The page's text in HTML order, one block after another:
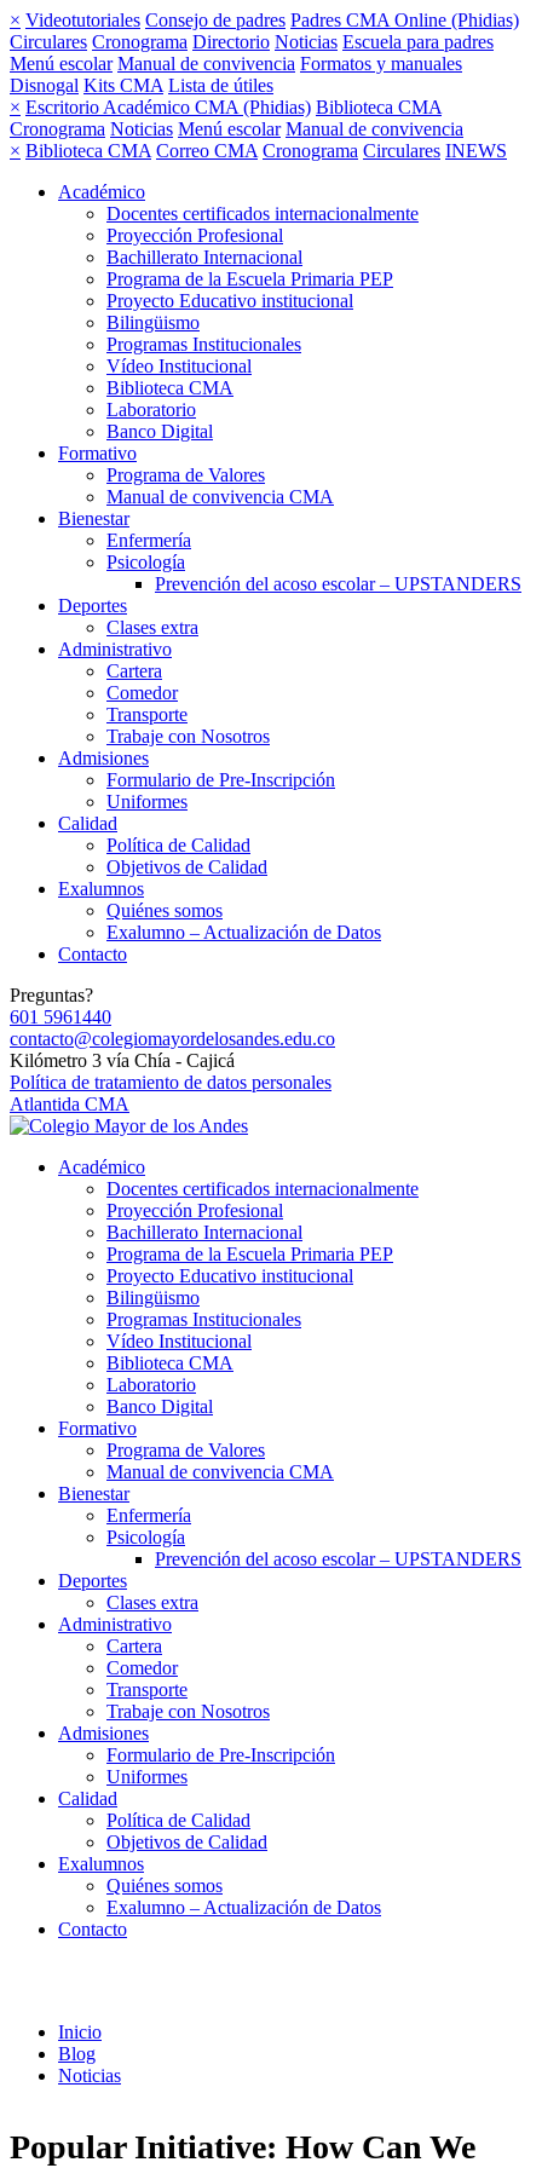
× Videotutoriales Consejo de padres Padres CMA Online (Phidias)
Circulares Cronograma Directorio Noticias Escuela para padres
Menú escolar Manual de convivencia Formatos y manuales
Disnogal Kits CMA Lista de útiles
× Escritorio Académico CMA (Phidias) Biblioteca CMA
Cronograma Noticias Menú escolar Manual de convivencia
× Biblioteca CMA Correo CMA Cronograma Circulares INEWS
Académico
Docentes certificados internacionalmente
Proyección Profesional
Bachillerato Internacional
Programa de la Escuela Primaria PEP
Proyecto Educativo institucional
Bilingüismo
Programas Institucionales
Vídeo Institucional
Biblioteca CMA
Laboratorio
Banco Digital
Formativo
Programa de Valores
Manual de convivencia CMA
Bienestar
Enfermería
Psicología
Prevención del acoso escolar – UPSTANDERS
Deportes
Clases extra
Administrativo
Cartera
Comedor
Transporte
Trabaje con Nosotros
Admisiones
Formulario de Pre-Inscripción
Uniformes
Calidad
Política de Calidad
Objetivos de Calidad
Exalumnos
Quiénes somos
Exalumno – Actualización de Datos
Contacto
Preguntas?
601 5961440
contacto@colegiomayordelosandes.edu.co
Kilómetro 3 vía Chía - Cajicá
Política de tratamiento de datos personales
Atlantida CMA
Académico
Docentes certificados internacionalmente
Proyección Profesional
Bachillerato Internacional
Programa de la Escuela Primaria PEP
Proyecto Educativo institucional
Bilingüismo
Programas Institucionales
Vídeo Institucional
Biblioteca CMA
Laboratorio
Banco Digital
Formativo
Programa de Valores
Manual de convivencia CMA
Bienestar
Enfermería
Psicología
Prevención del acoso escolar – UPSTANDERS
Deportes
Clases extra
Administrativo
Cartera
Comedor
Transporte
Trabaje con Nosotros
Admisiones
Formulario de Pre-Inscripción
Uniformes
Calidad
Política de Calidad
Objetivos de Calidad
Exalumnos
Quiénes somos
Exalumno – Actualización de Datos
Contacto
Inicio
Blog
Noticias
Popular Initiative: How Can We